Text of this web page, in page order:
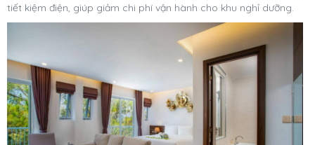
tiết kiệm điện, giúp giảm chi phí vận hành cho khu nghỉ dưỡng.